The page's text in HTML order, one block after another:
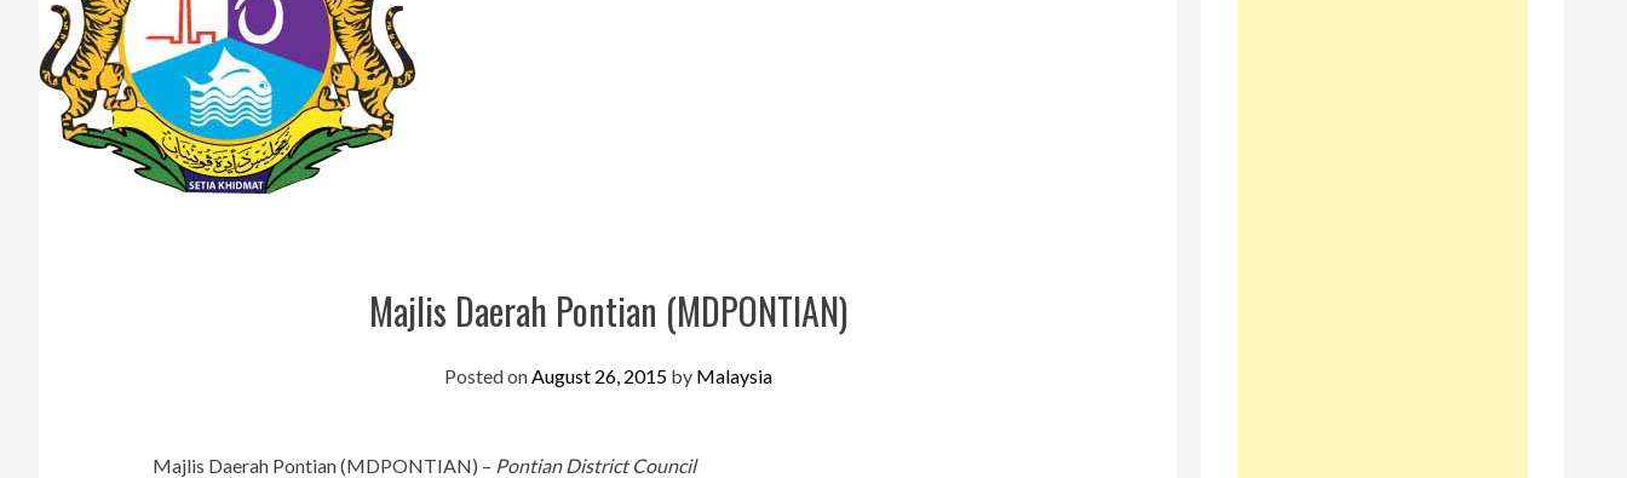
Majlis Daerah Pontian (MDPONTIAN)
Posted onAugust 26, 2015by Malaysia
Majlis Daerah Pontian (MDPONTIAN) – Pontian District Council